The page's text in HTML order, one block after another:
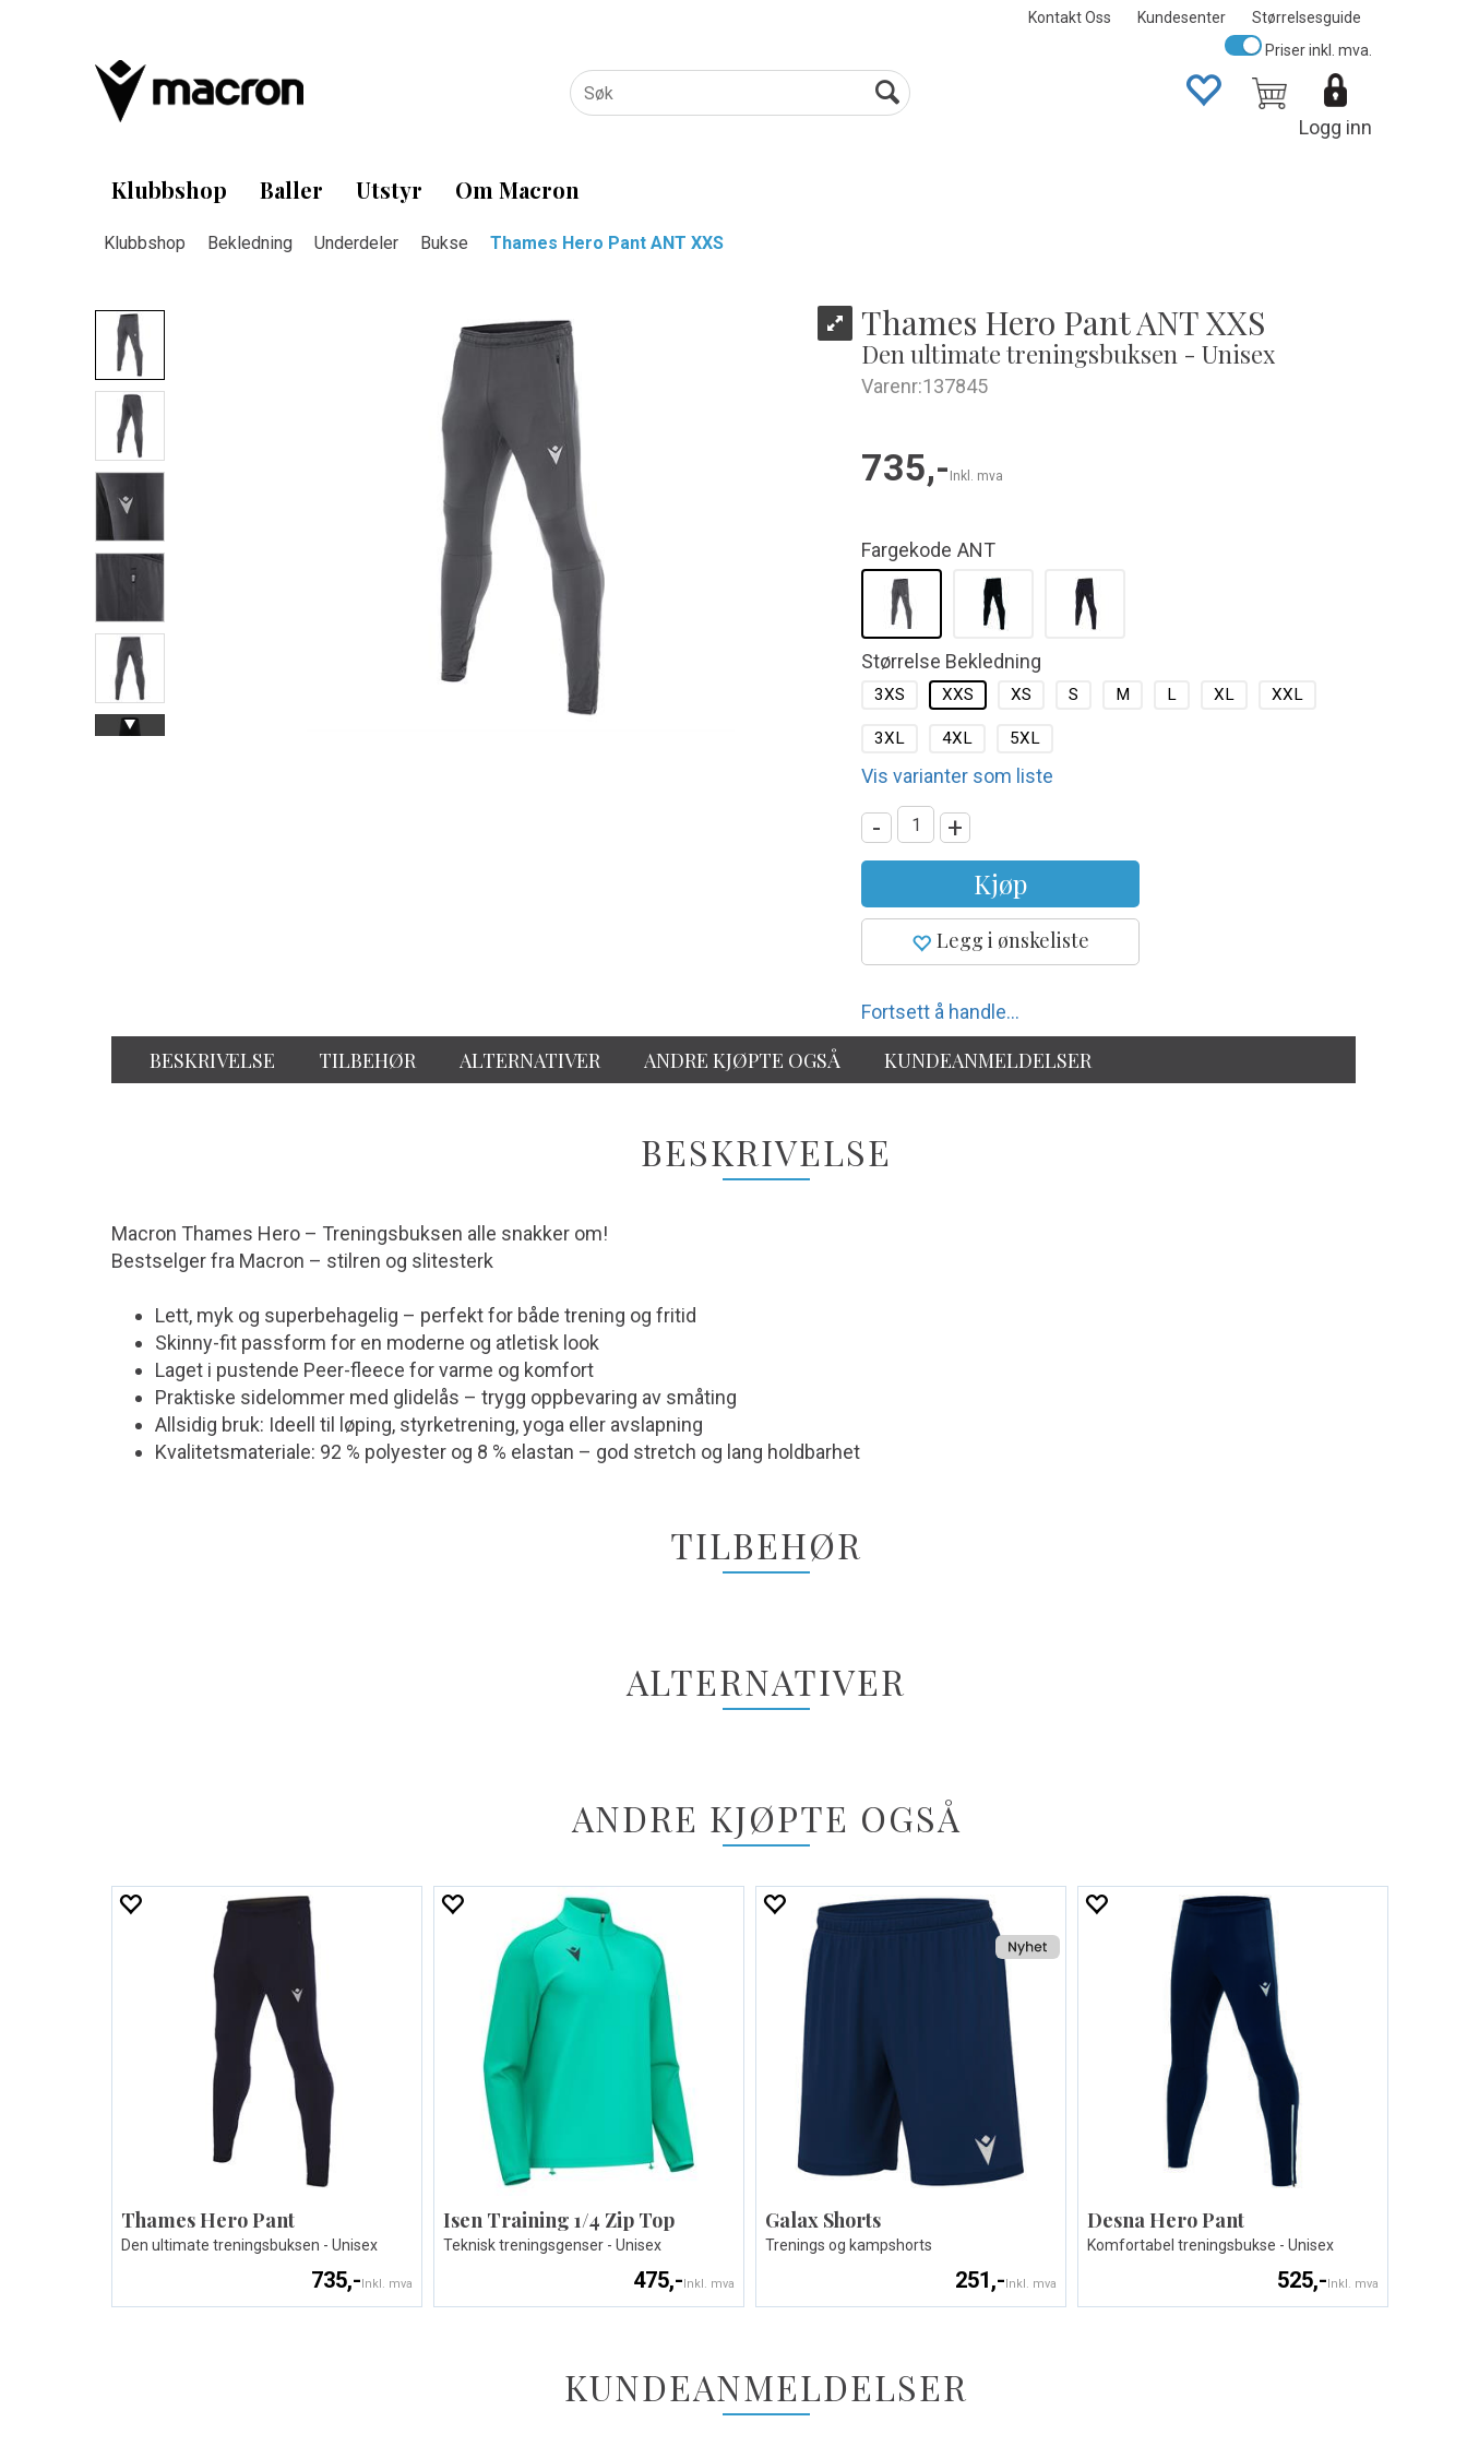
Kontakt Oss Kundesenter Størrelsesguide
Logg inn
Priser inkl. mva.
Klubbshop Baller Utstyr Om Macron
Klubbshop Bekledning Underdeler Bukse Thames Hero Pant ANT XXS
Thames Hero Pant ANT XXS
Den ultimate treningsbuksen - Unisex
Varenr:137845
735,- Inkl. mva
Fargekode ANT
Størrelse Bekledning
3XS XXS XS S M L XL XXL
3XL 4XL 5XL
Vis varianter som liste
- +
Kjøp
Legg i ønskeliste
Fortsett å handle...
BESKRIVELSE TILBEHØR ALTERNATIVER ANDRE KJØPTE OGSÅ KUNDEANMELDELSER
BESKRIVELSE
Macron Thames Hero – Treningsbuksen alle snakker om!
Bestselger fra Macron – stilren og slitesterk
Lett, myk og superbehagelig – perfekt for både trening og fritid
Skinny-fit passform for en moderne og atletisk look
Laget i pustende Peer-fleece for varme og komfort
Praktiske sidelommer med glidelås – trygg oppbevaring av småting
Allsidig bruk: Ideell til løping, styrketrening, yoga eller avslapning
Kvalitetsmateriale: 92 % polyester og 8 % elastan – god stretch og lang holdbarhet
TILBEHØR
ALTERNATIVER
ANDRE KJØPTE OGSÅ
Thames Hero Pant
Den ultimate treningsbuksen - Unisex
735,-Inkl. mva
Isen Training 1/4 Zip Top
Teknisk treningsgenser - Unisex
475,-Inkl. mva
Galax Shorts
Trenings og kampshorts
251,-Inkl. mva
Desna Hero Pant
Komfortabel treningsbukse - Unisex
525,-Inkl. mva
KUNDEANMELDELSER